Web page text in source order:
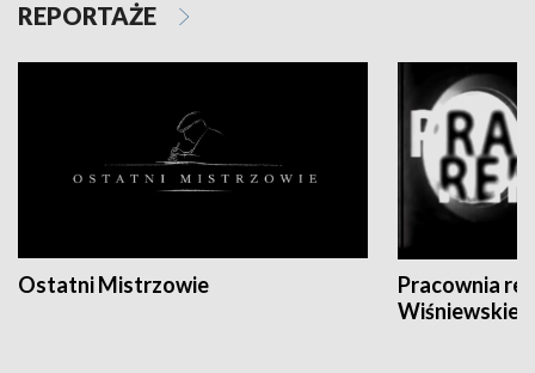
REPORTAŻE
Ostatni Mistrzowie
Pracownia